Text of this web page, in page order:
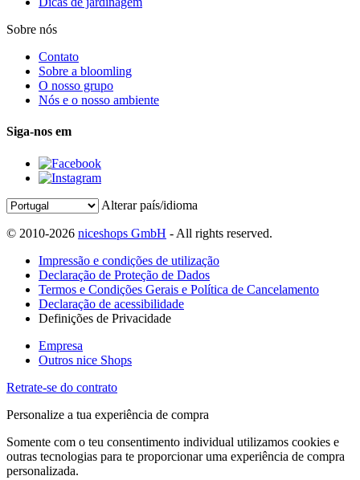
Sobre nós
Contato
Sobre a bloomling
O nosso grupo
Nós e o nosso ambiente
Siga-nos em
Alterar país/idioma
© 2010-2026 niceshops GmbH - All rights reserved.
Impressão e condições de utilização
Declaração de Proteção de Dados
Termos e Condições Gerais e Política de Cancelamento
Declaração de acessibilidade
Definições de Privacidade
Empresa
Outros nice Shops
Retrate-se do contrato
Personalize a tua experiência de compra
Somente com o teu consentimento individual utilizamos cookies e
outras tecnologias para te proporcionar uma experiência de compra
personalizada.